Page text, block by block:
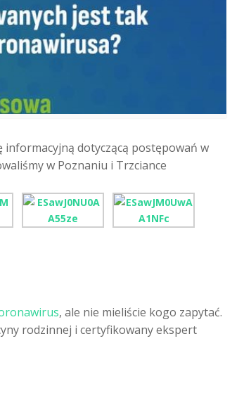
informacyjną dotyczącą postępowań w
w Poznaniu i Trzciance
, ale nie mieliście kogo zapytać.
rodzinnej i certyfikowany ekspert